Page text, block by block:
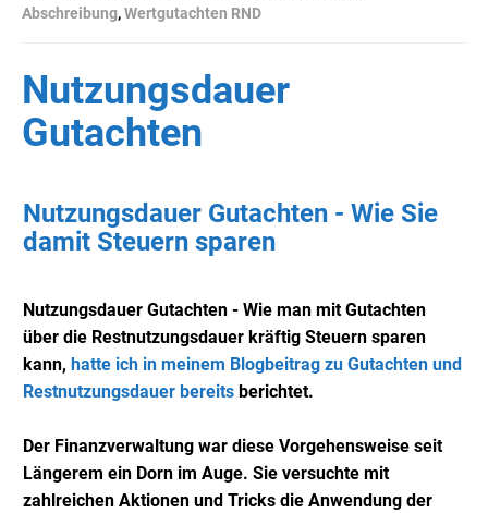
Abschreibung,Wertgutachten RND
Nutzungsdauer
Gutachten
Nutzungsdauer Gutachten - Wie Sie
damit Steuern sparen
Nutzungsdauer Gutachten - Wie man mit Gutachten
über die Restnutzungsdauer kräftig Steuern sparen
kann, hatte ich in meinem Blogbeitrag zu Gutachten und
Restnutzungsdauer bereits berichtet.
Der Finanzverwaltung war diese Vorgehensweise seit
Längerem ein Dorn im Auge. Sie versuchte mit
zahlreichen Aktionen und Tricks die Anwendung der